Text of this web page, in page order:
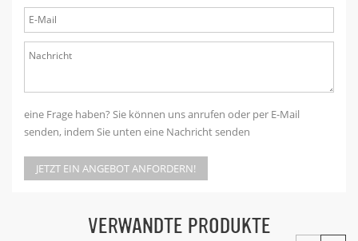
eine Frage haben? Sie können uns anrufen oder per E-Mail
senden, indem Sie unten eine Nachricht senden
JETZT EIN ANGEBOT ANFORDERN!
VERWANDTE PRODUKTE